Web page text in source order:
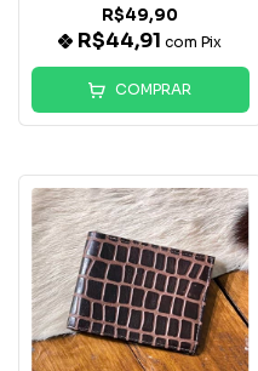
R$49,90
R$44,91com Pix
COMPRAR